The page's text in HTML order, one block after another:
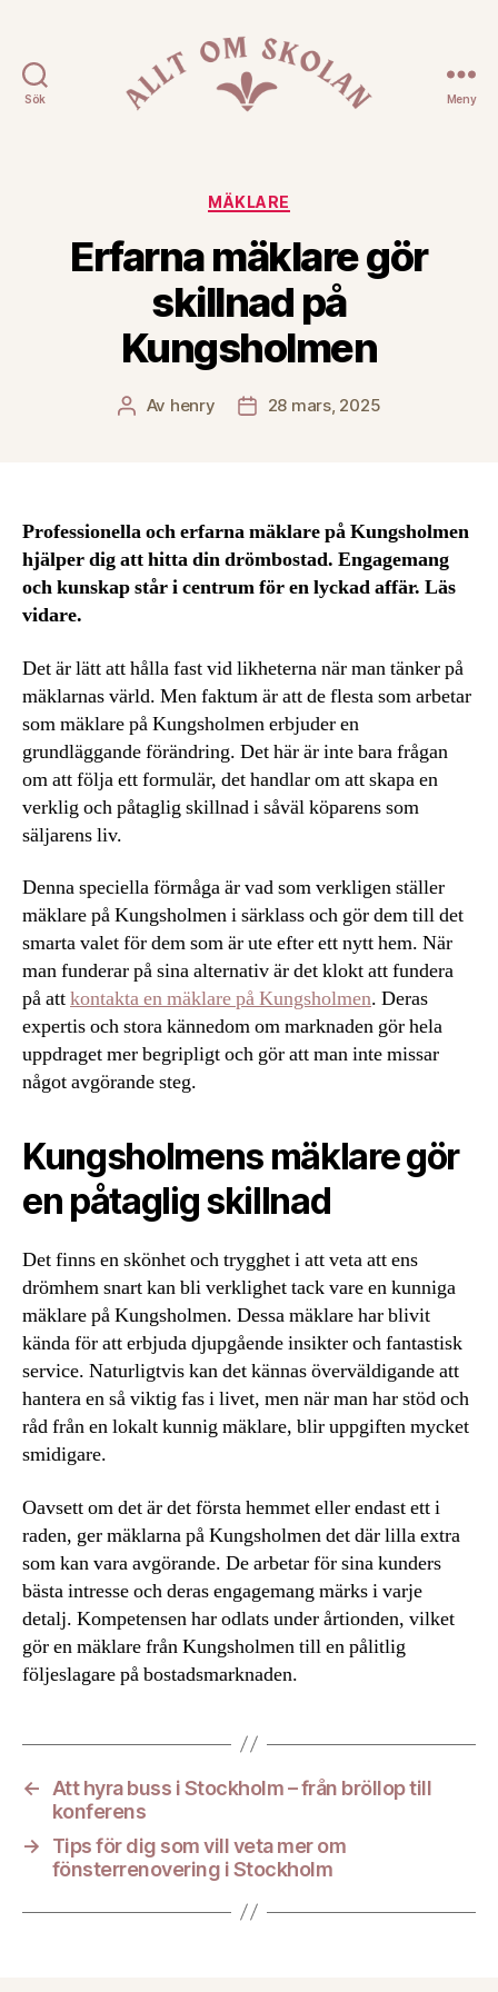
Sök Meny
Kategorier
MÄKLARE
Erfarna mäklare gör
skillnad på
Kungsholmen
Inläggsförfattare
Av henry Inläggsdatum
28 mars, 2025
Professionella och erfarna mäklare på Kungsholmen
hjälper dig att hitta din drömbostad. Engagemang
och kunskap står i centrum för en lyckad affär. Läs
vidare.
Det är lätt att hålla fast vid likheterna när man tänker på
mäklarnas värld. Men faktum är att de flesta som arbetar
som mäklare på Kungsholmen erbjuder en
grundläggande förändring. Det här är inte bara frågan
om att följa ett formulär, det handlar om att skapa en
verklig och påtaglig skillnad i såväl köparens som
säljarens liv.
Denna speciella förmåga är vad som verkligen ställer
mäklare på Kungsholmen i särklass och gör dem till det
smarta valet för dem som är ute efter ett nytt hem. När
man funderar på sina alternativ är det klokt att fundera
på attkontakta en mäklare på Kungsholmen. Deras
expertis och stora kännedom om marknaden gör hela
uppdraget mer begripligt och gör att man inte missar
något avgörande steg.
Kungsholmens mäklare gör
en påtaglig skillnad
Det finns en skönhet och trygghet i att veta att ens
drömhem snart kan bli verklighet tack vare en kunniga
mäklare på Kungsholmen. Dessa mäklare har blivit
kända för att erbjuda djupgående insikter och fantastisk
service. Naturligtvis kan det kännas överväldigande att
hantera en så viktig fas i livet, men när man har stöd och
råd från en lokalt kunnig mäklare, blir uppgiften mycket
smidigare.
Oavsett om det är det första hemmet eller endast ett i
raden, ger mäklarna på Kungsholmen det där lilla extra
som kan vara avgörande. De arbetar för sina kunders
bästa intresse och deras engagemang märks i varje
detalj. Kompetensen har odlats under årtionden, vilket
gör en mäklare från Kungsholmen till en pålitlig
följeslagare på bostadsmarknaden.
←
Att hyra buss i Stockholm – från bröllop till
konferens
→
Tips för dig som vill veta mer om
fönsterrenovering i Stockholm